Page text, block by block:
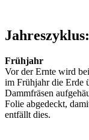
Frühjahr
Vor der Ernte wird
im Frühjahr die Erde
Dammfräsen
Folie abgedeckt,
entfällt dies.